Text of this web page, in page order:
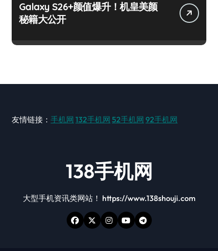
Galaxy S26+颜值爆升！机皇美颜
秘籍大公开
友情链接： 手机网 132手机网 52手机网 92手机网
138手机网
大型手机资讯类网站！ https://www.138shouji.com